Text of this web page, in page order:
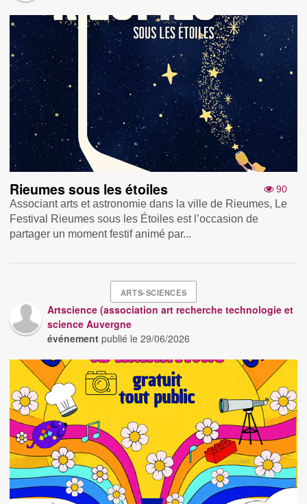
90
Rieumes sous les étoiles
Associant arts et astronomie dans la ville de Rieumes, Le
Festival Rieumes sous les Étoiles est l’occasion de
partager un moment festif animé par...
ARTS-SCIENCES
Artscience (association art recherche technologie et
science Auvergne
événement publié le29/06/2026